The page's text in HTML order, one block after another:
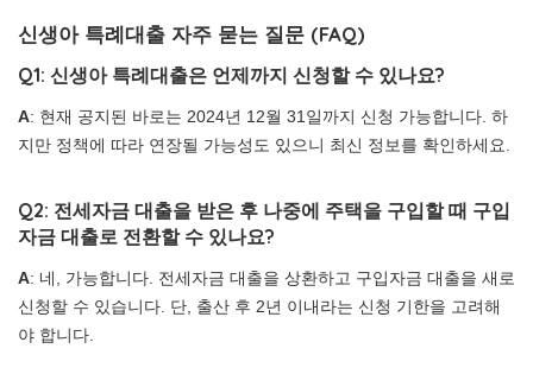
신생아 특례대출 자주 묻는 질문 (FAQ)
Q1: 신생아 특례대출은 언제까지 신청할 수 있나요?
A: 현재 공지된 바로는 2024년 12월 31일까지 신청 가능합니다. 하
지만 정책에 따라 연장될 가능성도 있으니 최신 정보를 확인하세요.
Q2: 전세자금 대출을 받은 후 나중에 주택을 구입할 때 구입
자금 대출로 전환할 수 있나요?
A: 네, 가능합니다. 전세자금 대출을 상환하고 구입자금 대출을 새로
신청할 수 있습니다. 단, 출산 후 2년 이내라는 신청 기한을 고려해
야 합니다.